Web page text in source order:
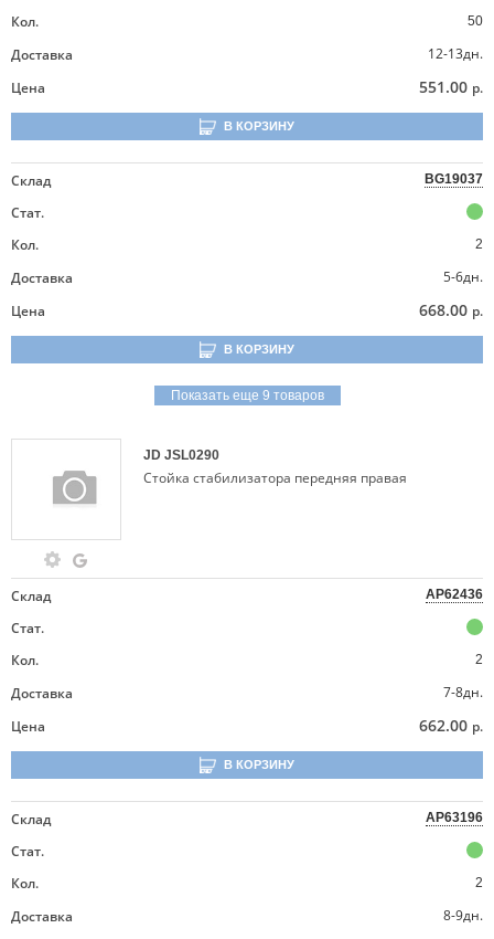
Кол.
50
Доставка
12-13дн.
Цена
551.00 р.
В КОРЗИНУ
Склад BG19037
Стат.
Кол.
2
Доставка
5-6дн.
Цена
668.00 р.
В КОРЗИНУ
Показать еще 9 товаров
JD JSL0290
Стойка стабилизатора передняя правая
Склад AP62436
Стат.
Кол.
2
Доставка
7-8дн.
Цена
662.00 р.
В КОРЗИНУ
Склад AP63196
Стат.
Кол.
2
Доставка
8-9дн.